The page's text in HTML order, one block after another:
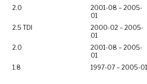
2.0
2001-08 – 2005-
01
2.5 TDI
2000-02 – 2005-
01
2.0
2001-08 – 2005-
01
1.8 1997-07 – 2005-01